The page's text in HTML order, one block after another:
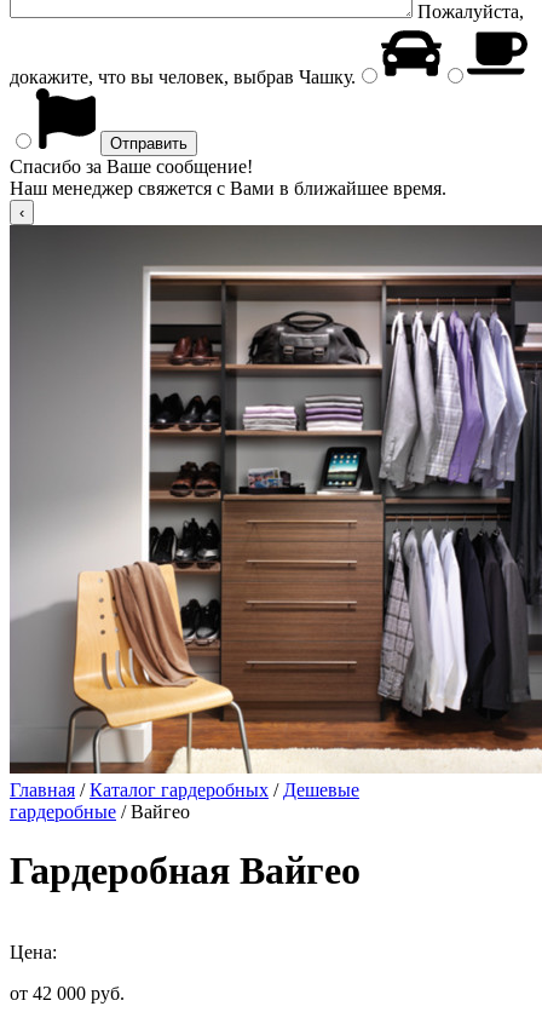
Пожалуйста,
докажите, что вы человек, выбрав Чашку.
Спасибо за Ваше сообщение!
Наш менеджер свяжется с Вами в ближайшее время.
Главная /Каталог гардеробных / Дешевые
гардеробные / Вайгео
Гардеробная Вайгео
Цена:
от 42 000 руб.